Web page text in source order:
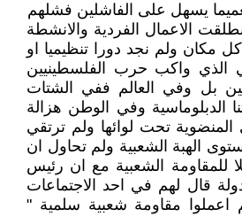
يسهل على الفاشلين فشلهم
الاعمال الفردية والانشطة
كل مكان ولم نجد دورا تنظيميا او
الذي واكب حرب الفلسطينيين
بل وفي العالم ففي الشتات
الدبلوماسية وفي الوطن هزالة
المنضوية تحت لوائها ولم ترتقي
الهبة الشعبية ولم تحاول ان
للمقاومة الشعبية مع ان رئيس
قال لهم في احد الاجتماعات
اعملوا مقاومة شعبية سلمية "